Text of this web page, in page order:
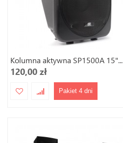
Kolumna aktywna SP1500A 15"...
120,00 zł
Pakiet 4 dni